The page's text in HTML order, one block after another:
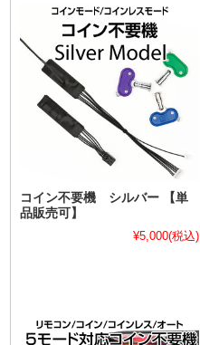
コイン不要機 シルバー 【単
品販売可】
¥5,000(税込)